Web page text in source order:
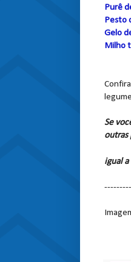
Purê
Pesto
Gelo
Milho
Se
outras
igual